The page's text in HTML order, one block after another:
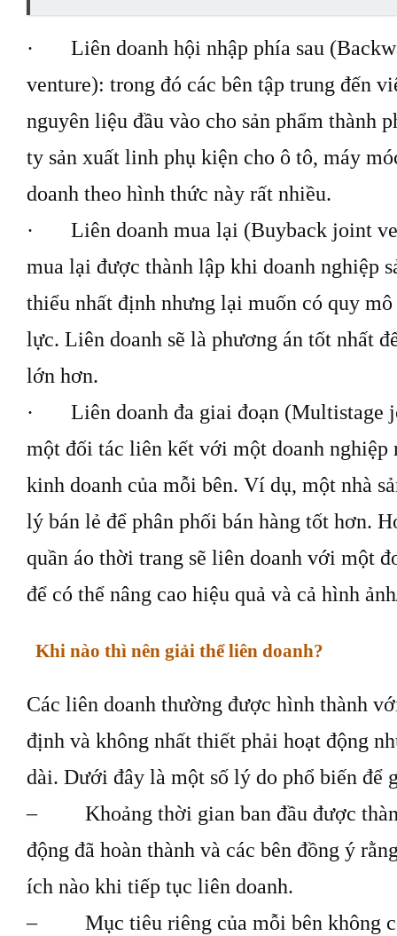
· Liên doanh hội nhập phía sau
venture): trong đó các bên tập trung đến
nguyên liệu đầu vào cho sản phẩm thành
ty sản xuất linh phụ kiện cho ô tô, máy
doanh theo hình thức này rất nhiều.
· Liên doanh mua lại (Buyback joint
mua lại được thành lập khi doanh nghiệp
thiểu nhất định nhưng lại muốn có quy
lực. Liên doanh sẽ là phương án tốt nhất
lớn hơn.
· Liên doanh đa giai đoạn (Multistage
một đối tác liên kết với một doanh nghiệp
kinh doanh của mỗi bên. Ví dụ, một nhà
lý bán lẻ để phân phối bán hàng tốt hơn.
quần áo thời trang sẽ liên doanh với một
để có thể nâng cao hiệu quả và cả hình
Khi nào thì nên giải thể liên doanh?
Các liên doanh thường được hình thành
định và không nhất thiết phải hoạt động
dài. Dưới đây là một số lý do phổ biến để
– Khoảng thời gian ban đầu được
động đã hoàn thành và các bên đồng ý
ích nào khi tiếp tục liên doanh.
– Mục tiêu riêng của mỗi bên không